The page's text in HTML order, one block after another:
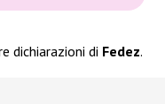
dichiarazioni di Fedez.